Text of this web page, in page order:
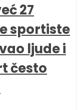
27
sportiste
ljude i
često